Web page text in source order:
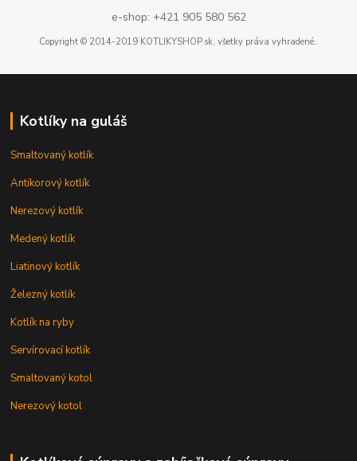
e-shop: +421 905 580 562
Copyright © 2014-2019 KOTLIKYSHOP.sk, všetky práva vyhradené..
Kotlíky na guláš
Smaltovaný kotlík
Antikorový kotlík
Nerezový kotlík
Medený kotlík
Liatinový kotlík
Železný kotlík
Kotlík na ryby
Servírovací kotlík
Smaltovaný kotol
Nerezový kotol